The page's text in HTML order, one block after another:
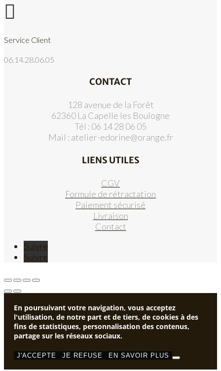

Service Client
06.14.28.06.05
CONTACT
128 avenue de la Forêt
62360 La Capelle les Boulogne
Tél : 06 14 28 06 05
Mail : atelier-edorine@orange.fr
LIENS UTILES
CGV
Formule de rétractation
Paiement sécurisé
Livraison
Contact
Suivre
Suivre
En poursuivant votre navigation, vous acceptez
l'utilisation, de notre part et de tiers, de cookies à des
fins de statistiques, personnalisation des contenus,
partage sur les réseaux sociaux.
J'ACCEPTE JE REFUSE EN SAVOIR PLUS